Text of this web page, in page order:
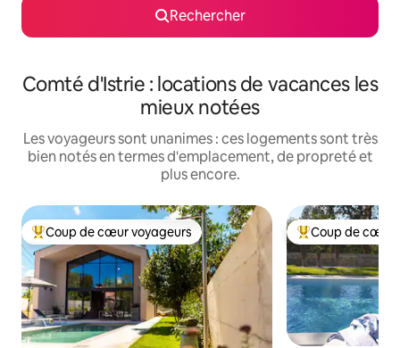
Rechercher
Comté d'Istrie : locations de vacances les
mieux notées
Les voyageurs sont unanimes : ces logements sont très
bien notés en termes d'emplacement, de propreté et
plus encore.
Coups de cœur voyageurs les plus appréciés
Coup de cœur voyageurs Coups de cœur
Coup de cœur